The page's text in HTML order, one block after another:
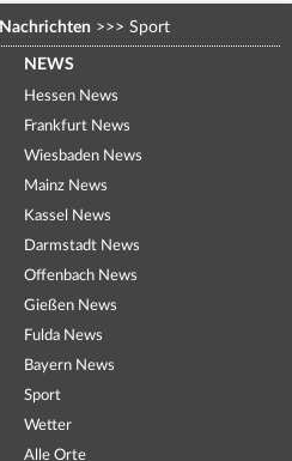
Nachrichten >>> Sport
NEWS
Hessen News
Frankfurt News
Wiesbaden News
Mainz News
Kassel News
Darmstadt News
Offenbach News
Gießen News
Fulda News
Bayern News
Sport
Wetter
Alle Orte